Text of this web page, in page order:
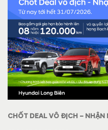
CHỐT DEAL VÔ ĐỊCH – NHẬN